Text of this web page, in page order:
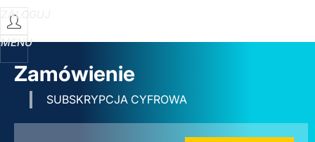
ZALOGUJ
MENU
Zamówienie
SUBSKRYPCJA CYFROWA